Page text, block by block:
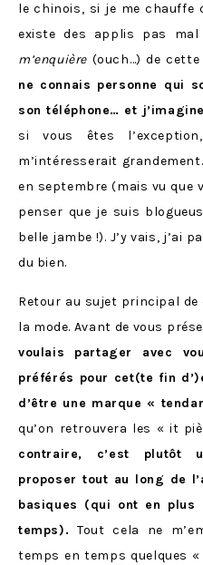
le chinois, si je me chauffe
existe des applis pas
m’enquière (ouch…) de
ne connais personne qui
son téléphone… et
si vous êtes
m’intéresserait
en septembre (mais vu que
penser que je suis
belle jambe !). J’y vais, j’ai
du bien.
Retour au sujet principal
la mode. Avant de vous
voulais partager avec
préférés pour cet(te fin
d’être une marque «
qu’on retrouvera les « it
contraire, c’est plutôt
proposer tout au long de
basiques (qui ont en
temps). Tout cela ne
temps en temps quelques